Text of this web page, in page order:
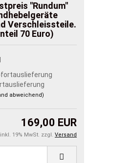
"Rundum"
Verschleissteile.
70 Euro)
abweichend)
169,00 EUR
inkl. 19% MwSt. zzgl. Versand